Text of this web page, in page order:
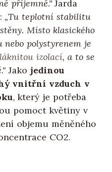
příjemně."Jarda
„Tu teplotní stabilitu
Místo klasického
polystyrenem je
izolací, a to se
Jako jedinou
vnitřní vzduch v
, který je potřeba
pomoct květiny v
objemu měněného
CO2.